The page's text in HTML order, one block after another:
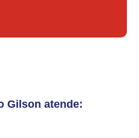
Gilson atende: